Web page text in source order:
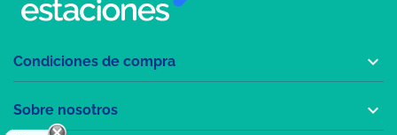
Condiciones de compra 
Sobre nosotros 